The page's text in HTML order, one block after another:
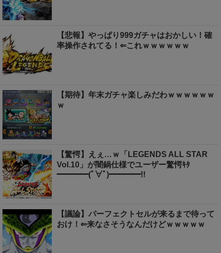
【悲報】やっぱり999ガチャはおかしい！確
率操作されてる！⇐これｗｗｗｗｗｗ
【期待】年末ガチャ楽しみだわｗｗｗｗｗｗ
ｗ
【驚愕】えぇ…ｗ「LEGENDS ALL STAR
Vol.10」が闇鍋仕様でユーザー驚愕ｷﾀ
━━━━(ﾟ∀ﾟ)━━━━!!
【議論】パーフェクトセルが来るまで待って
おけ！⇐来なさそうなんだけどｗｗｗｗｗ